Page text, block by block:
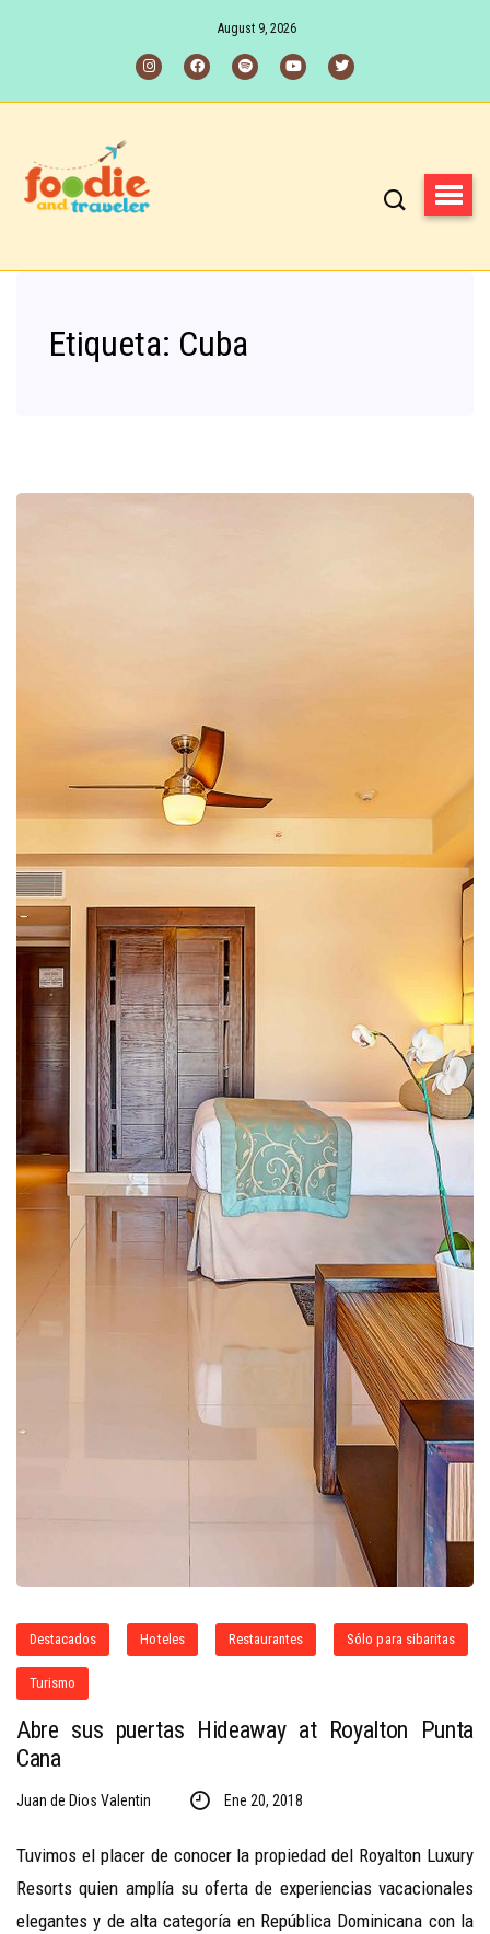
August 9, 2026
Etiqueta: Cuba
Destacados Hoteles Restaurantes Sólo para sibaritas
Turismo
Abre sus puertas Hideaway at Royalton Punta
Cana
Juan de Dios Valentin Ene 20, 2018
Tuvimos el placer de conocer la propiedad del Royalton Luxury
Resorts quien amplía su oferta de experiencias vacacionales
elegantes y de alta categoría en República Dominicana con la